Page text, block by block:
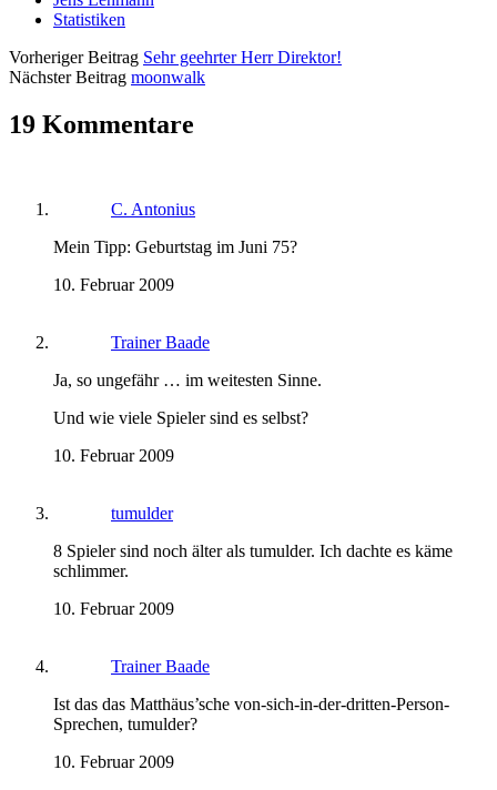
Statistiken
Vorheriger Beitrag Sehr geehrter Herr Direktor!
Nächster Beitrag moonwalk
19 Kommentare
C. Antonius
Mein Tipp: Geburtstag im Juni 75?
10. Februar 2009
Trainer Baade
Ja, so ungefähr … im weitesten Sinne.
Und wie viele Spieler sind es selbst?
10. Februar 2009
tumulder
8 Spieler sind noch älter als tumulder. Ich dachte es käme
schlimmer.
10. Februar 2009
Trainer Baade
Ist das das Matthäus’sche von-sich-in-der-dritten-Person-
Sprechen, tumulder?
10. Februar 2009